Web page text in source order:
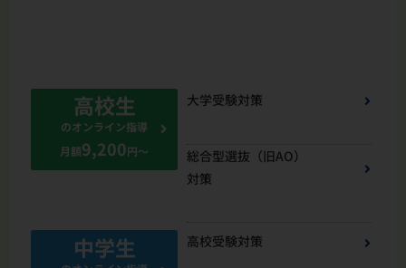
高校生
のオンライン指導
月額9,200円～
大学受験対策
総合型選抜（旧AO）
対策
中学生 高校受験対策